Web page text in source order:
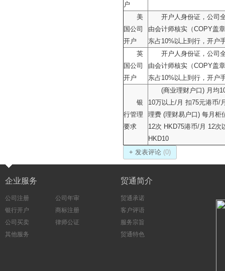
户
美
国公司
开户
开户人身份证，公司
由会计师核实（COPY盖
东占10%以上到行，开户
英
国公司
开户
开户人身份证，公司
由会计师核实（COPY盖
东占10%以上到行，开户
银
行管理
要求
(商业理财户口) 月均
10万以上/月 扣75元港币
理费 (理财易户口) 每月柜
12次 HKD75港币/月 12次
HKD10
+ 发表评论 (0)
企业服务
公司注册
公司年审
银行开户
商标注册
公司买卖
律师公证
其他服务
贸通简介
贸通承诺
客户评语
服务宗旨
贸通特色